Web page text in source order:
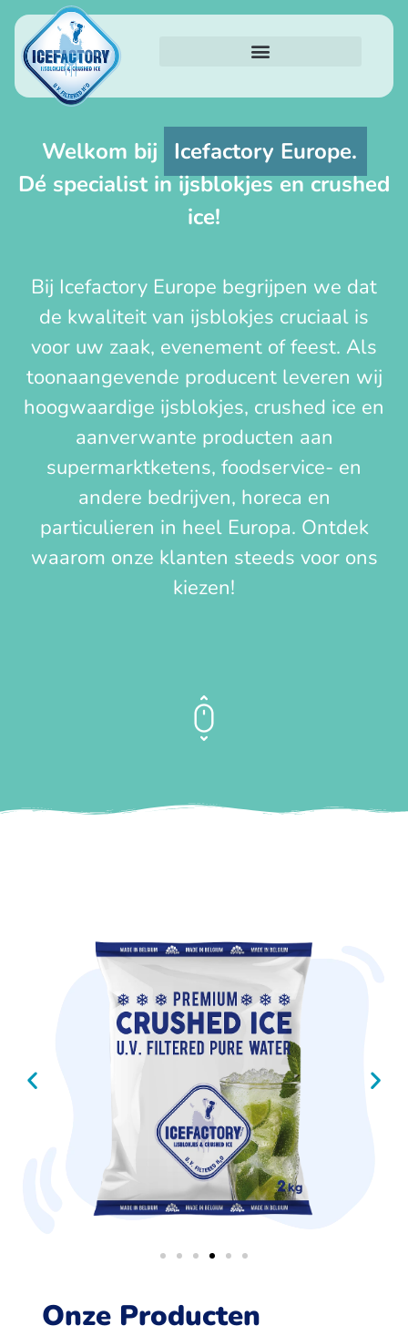
Welkom bij
Icefactory Europe.
Dé specialist in ijsblokjes en crushed
ice!
Bij Icefactory Europe begrijpen we dat
de kwaliteit van ijsblokjes cruciaal is
voor uw zaak, evenement of feest. Als
toonaangevende producent leveren wij
hoogwaardige ijsblokjes, crushed ice en
aanverwante producten aan
supermarktketens, foodservice- en
andere bedrijven, horeca en
particulieren in heel Europa. Ontdek
waarom onze klanten steeds voor ons
kiezen!
Onze Producten